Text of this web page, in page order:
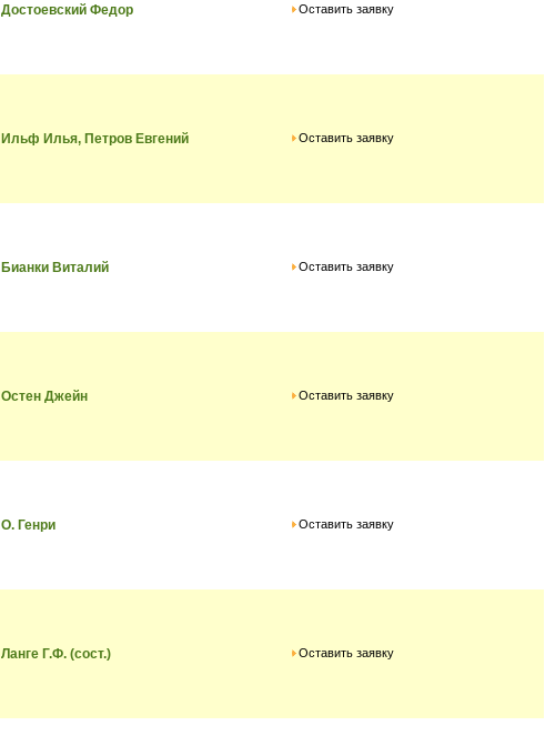
Достоевский Федор Оставить заявку
Ильф Илья, Петров Евгений Оставить заявку
Бианки Виталий Оставить заявку
Остен Джейн Оставить заявку
О. Генри Оставить заявку
Ланге Г.Ф. (сост.) Оставить заявку